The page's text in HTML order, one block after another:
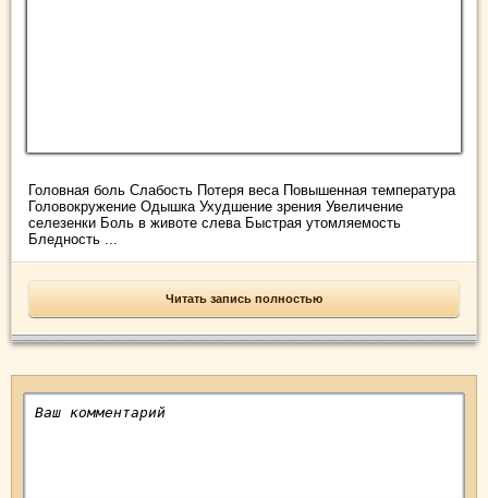
Головная боль Слабость Потеря веса Повышенная температура
Головокружение Одышка Ухудшение зрения Увеличение
селезенки Боль в животе слева Быстрая утомляемость
Бледность ...
Читать запись полностью